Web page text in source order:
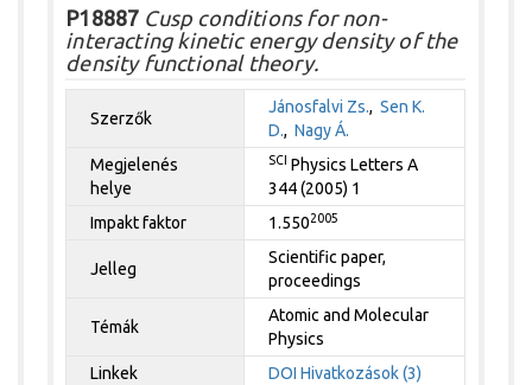
P18887 Cusp conditions for non-
interacting kinetic energy density of the
density functional theory.
Szerzők
Jánosfalvi Zs.,Sen K.
D.,Nagy Á.
Megjelenés
helye
SCI Physics Letters A
344 (2005) 1
Impakt faktor
1.5502005
Jelleg
Scientific paper,
proceedings
Témák
Atomic and Molecular
Physics
Linkek
DOI Hivatkozások (3)